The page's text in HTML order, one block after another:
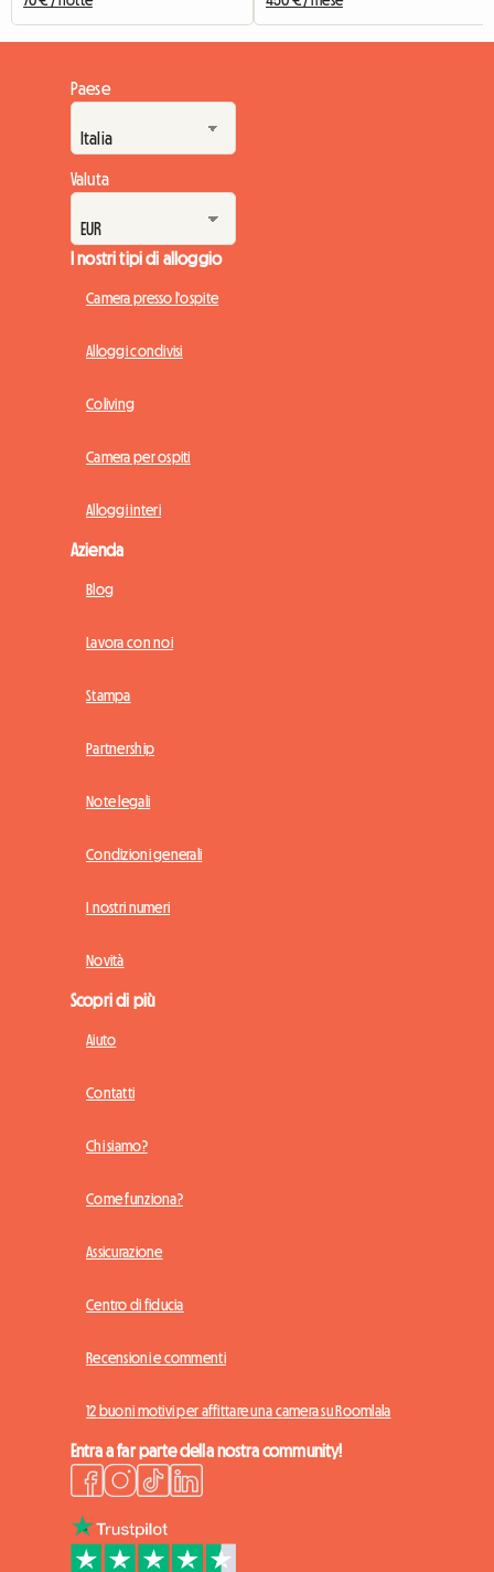
Paese
Valuta
I nostri tipi di alloggio
Camera presso l'ospite
Alloggi condivisi
Coliving
Camera per ospiti
Alloggi interi
Azienda
Blog
Lavora con noi
Stampa
Partnership
Note legali
Condizioni generali
I nostri numeri
Novità
Scopri di più
Aiuto
Contatti
Chi siamo?
Come funziona?
Assicurazione
Centro di fiducia
Recensioni e commenti
12 buoni motivi per affittare una camera su Roomlala
Entra a far parte della nostra community!